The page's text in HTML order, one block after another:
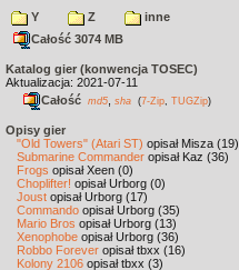
Y
Z
inne
Całość 3074 MB
Katalog gier (konwencja TOSEC)
Aktualizacja: 2021-07-11
Całość md5 sha (7-Zip TUGZip)
Opisy gier
"Old Towers" (Atari ST) opisał Misza (19)
Submarine Commander opisał Kaz (36)
Frogs opisał Xeen (0)
Choplifter! opisał Urborg (0)
Joust opisał Urborg (17)
Commando opisał Urborg (35)
Mario Bros opisał Urborg (13)
Xenophobe opisał Urborg (36)
Robbo Forever opisał tbxx (16)
Kolony 2106 opisał tbxx (3)